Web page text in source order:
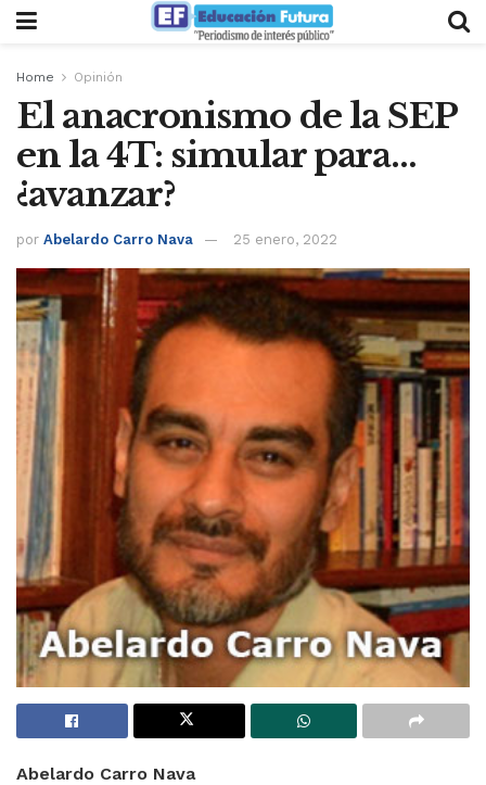
Home Opinión
El anacronismo de la SEP
en la 4T: simular para…
¿avanzar?
por Abelardo Carro Nava 25 enero, 2022
Abelardo Carro Nava